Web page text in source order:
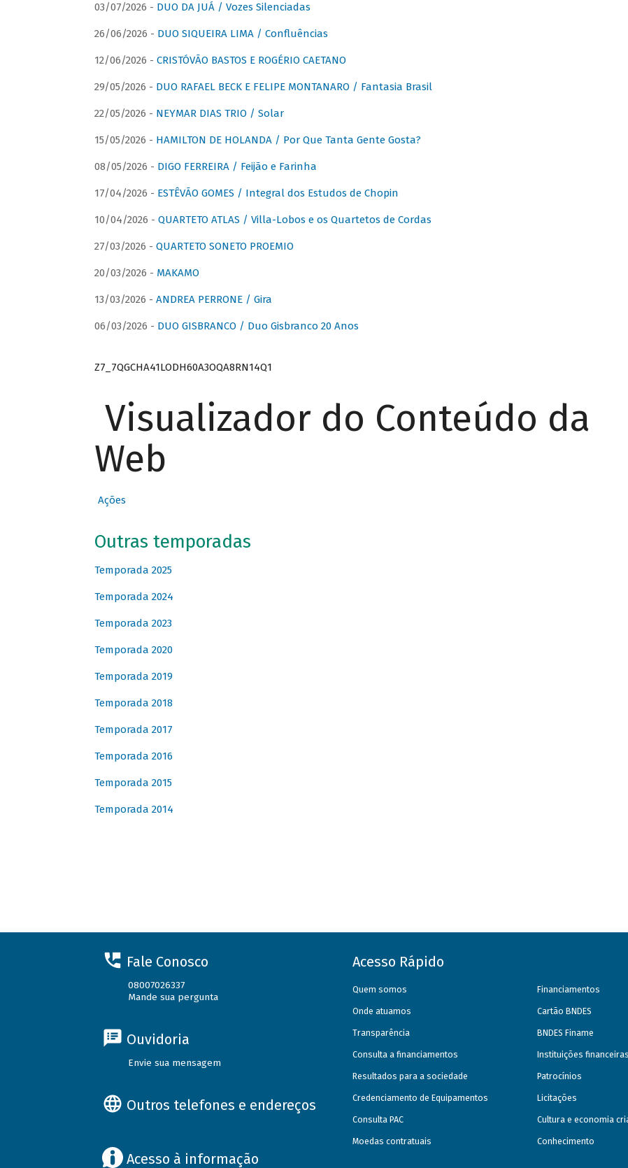
03/07/2026 - DUO DA JUÁ / Vozes Silenciadas
26/06/2026 - DUO SIQUEIRA LIMA / Confluências
12/06/2026 - CRISTÓVÃO BASTOS E ROGÉRIO CAETANO
29/05/2026 - DUO RAFAEL BECK E FELIPE MONTANARO / Fantasia Brasil
22/05/2026 - NEYMAR DIAS TRIO / Solar
15/05/2026 - HAMILTON DE HOLANDA / Por Que Tanta Gente Gosta?
08/05/2026 - DIGO FERREIRA / Feijão e Farinha
17/04/2026 - ESTÊVÃO GOMES / Integral dos Estudos de Chopin
10/04/2026 - QUARTETO ATLAS / Villa-Lobos e os Quartetos de Cordas
27/03/2026 - QUARTETO SONETO PROEMIO
20/03/2026 - MAKAMO
13/03/2026 - ANDREA PERRONE / Gira
06/03/2026 - DUO GISBRANCO / Duo Gisbranco 20 Anos
Z7_7QGCHA41LODH60A3OQA8RN14Q1
Visualizador do Conteúdo da
Web
Ações
Outras temporadas
Temporada 2025
Temporada 2024
Temporada 2023
Temporada 2020
Temporada 2019
Temporada 2018
Temporada 2017
Temporada 2016
Temporada 2015
Temporada 2014
Fale Conosco
08007026337
Mande sua pergunta
Ouvidoria
Envie sua mensagem
Outros telefones e endereços
Acesso à informação
Acesso Rápido
Quem somos
Onde atuamos
Transparência
Consulta a financiamentos
Resultados para a sociedade
Credenciamento de Equipamentos
Consulta PAC
Moedas contratuais
Financiamentos
Cartão BNDES
BNDES Finame
Instituições
Patrocínios
Licitações
Cultura e economia
Conhecimento